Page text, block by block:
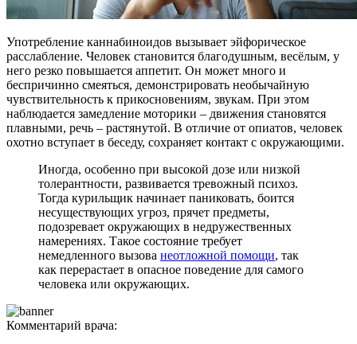
Употребление каннабиноидов вызывает эйфорическое
расслабление. Человек становится благодушным, весёлым, у
него резко повышается аппетит. Он может много и
беспричинно смеяться, демонстрировать необычайную
чувствительность к прикосновениям, звукам. При этом
наблюдается замедление моторики – движения становятся
плавными, речь – растянутой. В отличие от опиатов, человек
охотно вступает в беседу, сохраняет контакт с окружающими.
Иногда, особенно при высокой дозе или низкой
толерантности, развивается тревожный психоз.
Тогда курильщик начинает паниковать, боится
несуществующих угроз, прячет предметы,
подозревает окружающих в недружественных
намерениях. Такое состояние требует
немедленного вызова неотложной помощи, так
как перерастает в опасное поведение для самого
человека или окружающих.
Комментарий врача: